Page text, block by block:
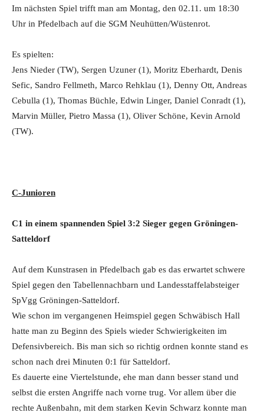
Im nächsten Spiel trifft man am Montag, den 02.11. um 18:30
Uhr in Pfedelbach auf die SGM Neuhütten/Wüstenrot.
Es spielten:
Jens Nieder (TW), Sergen Uzuner (1), Moritz Eberhardt, Denis
Sefic, Sandro Fellmeth, Marco Rehklau (1), Denny Ott, Andreas
Cebulla (1), Thomas Büchle, Edwin Linger, Daniel Conradt (1),
Marvin Müller, Pietro Massa (1), Oliver Schöne, Kevin Arnold
(TW).
C-Junioren
C1 in einem spannenden Spiel 3:2 Sieger gegen Gröningen-
Satteldorf
Auf dem Kunstrasen in Pfedelbach gab es das erwartet schwere
Spiel gegen den Tabellennachbarn und Landesstaffelabsteiger
SpVgg Gröningen-Satteldorf.
Wie schon im vergangenen Heimspiel gegen Schwäbisch Hall
hatte man zu Beginn des Spiels wieder Schwierigkeiten im
Defensivbereich. Bis man sich so richtig ordnen konnte stand es
schon nach drei Minuten 0:1 für Satteldorf.
Es dauerte eine Viertelstunde, ehe man dann besser stand und
selbst die ersten Angriffe nach vorne trug. Vor allem über die
rechte Außenbahn, mit dem starken Kevin Schwarz konnte man